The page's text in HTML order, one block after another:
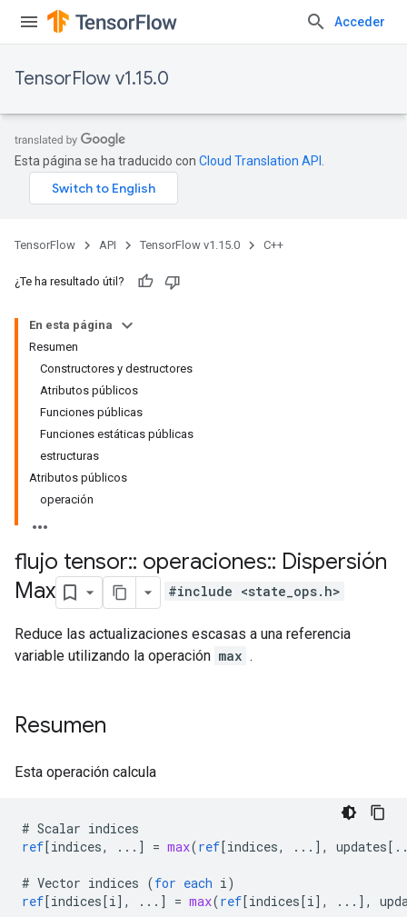
Acceder
TensorFlow v1.15.0
Esta página se ha traducido con Cloud Translation API
TensorFlow API TensorFlow v1.15.0 C++
¿Te ha resultado útil?
En esta página
Resumen
Constructores y destructores
Atributos públicos
Funciones públicas
Funciones estáticas públicas
estructuras
Atributos públicos
operación
flujo tensor:: operaciones:: Dispersión
Max
#include <state_ops.h>
Reduce las actualizaciones escasas a una referencia
variable utilizando la operación max .
Resumen
Esta operación calcula
# Scalar indices
ref[indices, ... ] = max(ref[indices, ... ] , updates[
# Vector indices (for each i)
ref[indices[i] , ... ] = max(ref[indices[i] , ... ] ,